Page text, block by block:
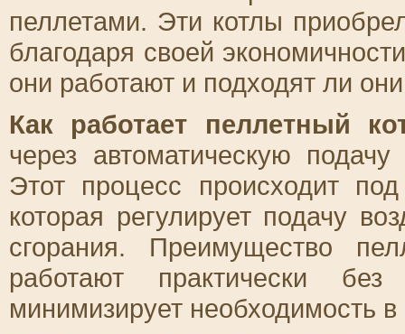
пеллетами. Эти котлы
благодаря своей
они работают и подходят ли
Как работает пеллетный
через автоматическую
Этот процесс происходит
которая регулирует подачу
сгорания. Преимущество
работают практически
минимизирует необходимость